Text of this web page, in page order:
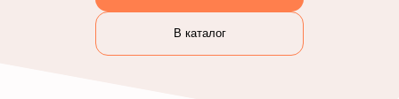
В каталог